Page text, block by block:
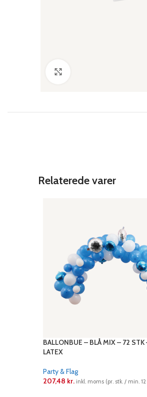
Relaterede varer
BALLONBUE – BLÅ MIX – 72 STK
LATEX
Party & Flag
207,48 kr. inkl. moms (pr. stk. / min. 12